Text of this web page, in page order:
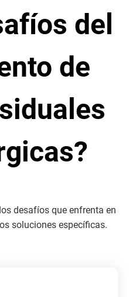
del
de
desafíos que enfrenta en
soluciones específicas.